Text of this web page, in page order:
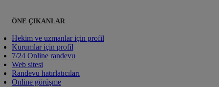
ÖNE ÇIKANLAR
Hekim ve uzmanlar için profil
Kurumlar için profil
7/24 Online randevu
Web sitesi
Randevu hatırlatıcıları
Online görüşme